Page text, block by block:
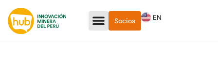
Socios EN